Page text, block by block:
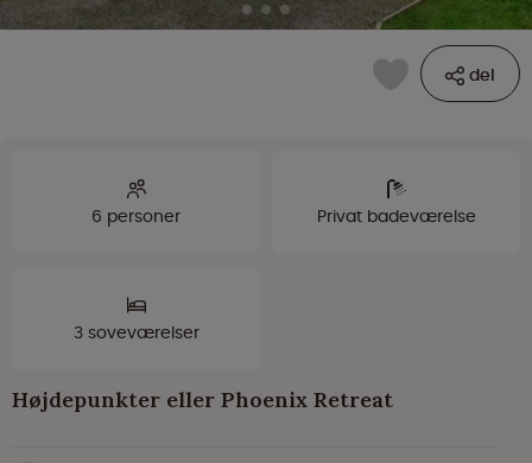
del
6 personer Privat badeværelse
3 soveværelser
Højdepunkter eller Phoenix Retreat